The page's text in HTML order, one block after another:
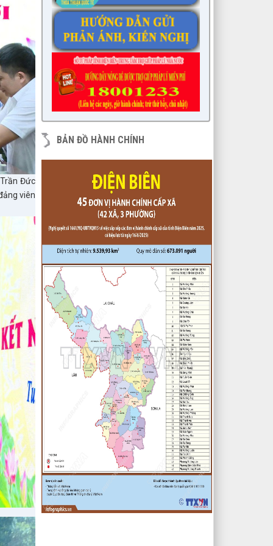
Đức
viên
6/KH-BPC
Kế hoạch giám sát việc thực hiện
các quy định của pháp luật về công
tác thi hành án dân sự trên địa bàn
huyện năm 2021, 2022
lượt xem: 3446 | lượt tải:974
7/QĐ-BPC
Quyết định thành lập đoàn giám sát
việc thực hiện các quy định của
pháp luật về công tác thi hành án
dân sự trên địa bàn huyện năm
lượt xem: 3384 | lượt tải:596
230/CTr-TT HĐND
Chương trình công tác tháng
03/2023 của TT HĐND
lượt xem: 3376 | lượt tải:461
1/NQ-TTHĐND
Nghị quyết V/v: Điều chỉnh cục bộ
quy hoạch chi tiết xây dựng tỷ lệ
1/500 Khu trung tâm thị trấn Tuần
Giáo huyện Tuần Giáo tỉnh Điện Biên
( Khu dân cư số 1 Thị trấn Tuần
Giáo; Khu dân cư số 2 Thị trấn Tuần
Giáo; Khu dân cư mới số 3
lượt xem: 2801 | lượt tải:1454
2/CV-BDT
Đề xuất chuyên đề giám sát năm
lượt xem: 3920 | lượt tải:979
4/CV-BKTXH
Đề xuất nội dung giám sát năm
2024 của TT HĐND huyện
lượt xem: 4935 | lượt tải:1315
BẢN ĐỒ HÀNH CHÍNH